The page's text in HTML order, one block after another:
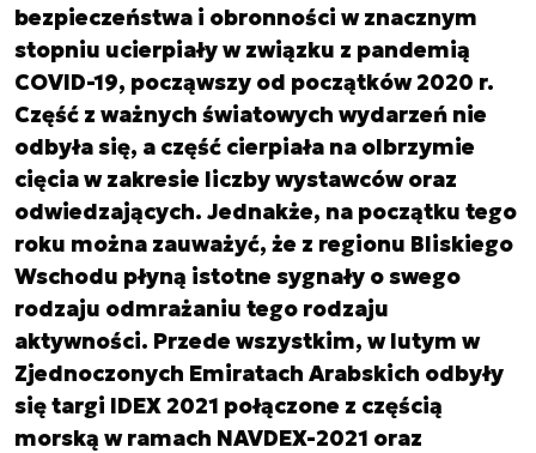
bezpieczeństwa i obronności w znacznym
stopniu ucierpiały w związku z pandemią
COVID-19, począwszy od początków 2020 r.
Część z ważnych światowych wydarzeń nie
odbyła się, a część cierpiała na olbrzymie
cięcia w zakresie liczby wystawców oraz
odwiedzających. Jednakże, na początku tego
roku można zauważyć, że z regionu Bliskiego
Wschodu płyną istotne sygnały o swego
rodzaju odmrażaniu tego rodzaju
aktywności. Przede wszystkim, w lutym w
Zjednoczonych Emiratach Arabskich odbyły
się targi IDEX 2021 połączone z częścią
morską w ramach NAVDEX-2021 oraz